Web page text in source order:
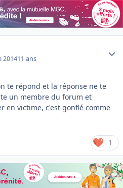
201411 ans
te répond et la réponse ne te
un membre du forum et
en victime, c'est gonflé comme
1